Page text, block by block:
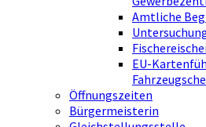
Amtliche
EU-
Öffnungszeiten
Bürgermeisterin